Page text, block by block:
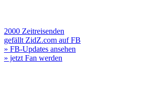
2000 Zeitreisenden
gefällt ZidZ.com auf FB
» FB-Updates ansehen
» jetzt Fan werden